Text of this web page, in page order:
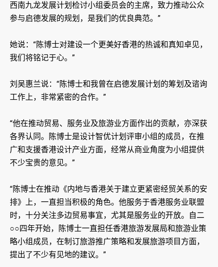
西南九龙发展计划检讨小组委员会的主席，致力推动公众
参与启德发展的规划，是我们的优良典范。”
她说：“陈博士对建设一个更美好香港的热诚和真知卓见，
我们将铭记于心。”
刘吴惠兰说：“陈博士和我曾在启德发展计划的筹划及谘询
工作上，非常紧密的合作。”
“他在推动贸易、服务业及旅游业方面作出的贡献，亦深获
各界认同。陈博士是设计智优计划评审小组的成员，在推
广和支援香港设计产业方面，经常从商业角度为小组提供
不少宝贵的意见。”
“陈博士在推动《内地与香港关于建立更紧密经贸关系的安
排》上，一直担当积极的角色。他服务于香港服务业联盟
时，十分关注多边贸易事宜，尤其是服务业的开放。自二
○○四年开始，陈博士一直担任香港旅游发展局和旅游业策
略小组成员，在制订旅游推广策略和发展旅游项目方面，
提出了不少有见地的建议。”